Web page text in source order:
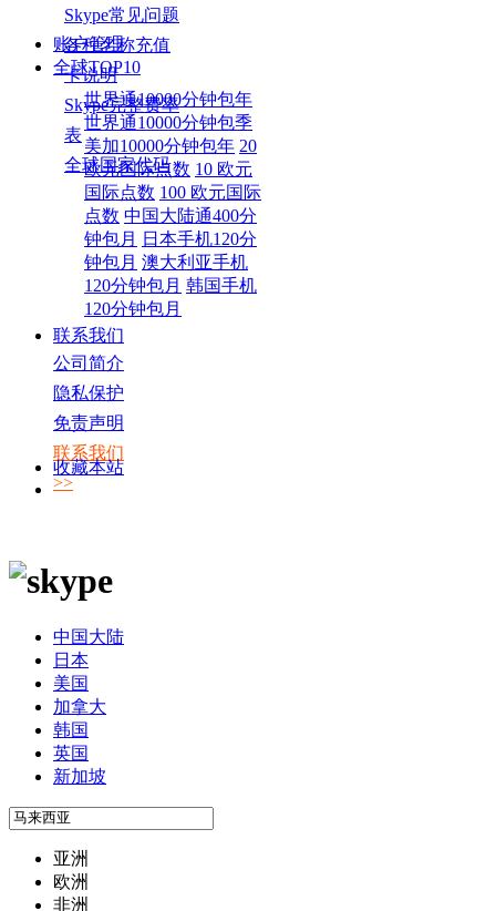
Skype常见问题
各种名称充值
卡说明
Skype完整费率
表
全球国家代码
账户管理
全球TOP10
世界通10000分钟包年
世界通10000分钟包季
美加10000分钟包年 20
欧元国际点数 10 欧元
国际点数 100 欧元国际
点数 中国大陆通400分
钟包月
日本手机120分
钟包月 澳大利亚手机
120分钟包月 韩国手机
120分钟包月
联系我们
公司简介
隐私保护
免责声明
联系我们
>>
收藏本站
中国大陆
日本
美国
加拿大
韩国
英国
新加坡
亚洲
欧洲
非洲